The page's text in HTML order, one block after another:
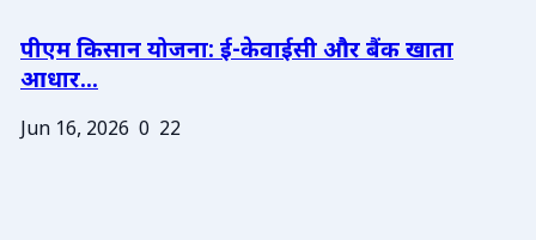
पीएम किसान योजना: ई-केवाईसी और बैंक खाता
आधार...
Jun 16, 2026 0 22